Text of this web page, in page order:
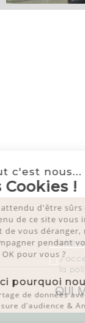
la
QUI
Salut c'est
les
On a attendu
contenu de ce
avant de vous
accompagner
C'est OK pour
Voici
Partage de
Mesure